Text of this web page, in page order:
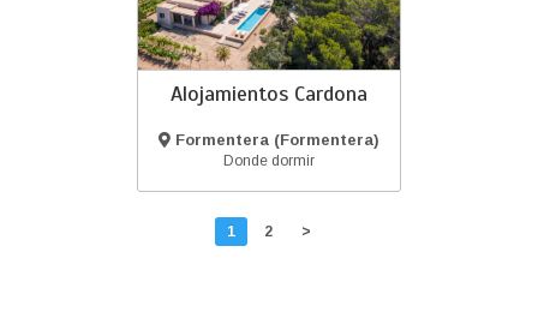
Alojamientos Cardona
Formentera (Formentera)
Donde dormir
1 2 >